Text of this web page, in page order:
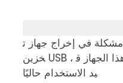
مشكلة في إخراج جهاز ت
خزين USB ، هذا الجهاز ق
يد الاستخدام حاليًا